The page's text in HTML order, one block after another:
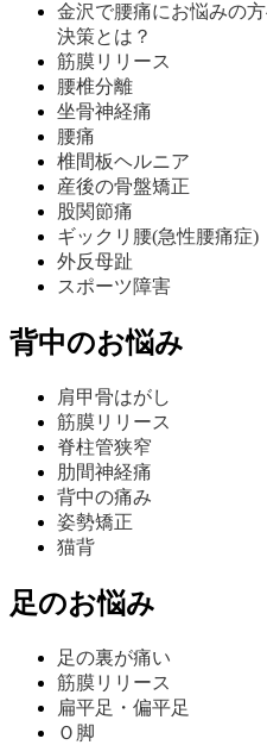
金沢で腰痛にお悩みの
決策とは？
筋膜リリース
腰椎分離
坐骨神経痛
腰痛
椎間板ヘルニア
産後の骨盤矯正
股関節痛
ギックリ腰(急性腰痛症)
外反母趾
スポーツ障害
背中のお悩み
肩甲骨はがし
筋膜リリース
脊柱管狭窄
肋間神経痛
背中の痛み
姿勢矯正
猫背
足のお悩み
足の裏が痛い
筋膜リリース
扁平足・偏平足
Ｏ脚